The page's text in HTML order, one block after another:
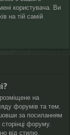
користувача. Ви
на тій самій
на
форумів та тем.
за посиланням
форуму.
від стилю.